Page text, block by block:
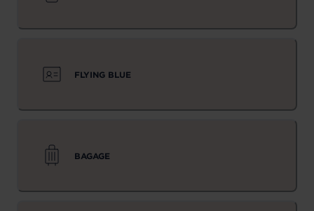
FLYING BLUE
BAGAGE